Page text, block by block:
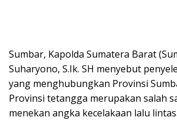
Sumbar, Kapolda Sumatera Barat
Suharyono, S.Ik. SH menyebut
yang menghubungkan Provinsi
Provinsi tetangga merupakan salah
menekan angka kecelakaan lalu lintas.